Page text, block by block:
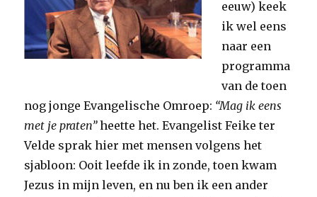
eeuw) keek
ik wel eens
naar een
programma
van de toen
nog jonge Evangelische Omroep: “Mag ik eens
met je praten”heette het. Evangelist Feike ter
Velde sprak hier met mensen volgens het
sjabloon: Ooit leefde ik in zonde, toen kwam
Jezus in mijn leven, en nu ben ik een ander